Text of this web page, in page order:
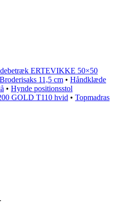
ERTEVIKKE 50×50
Broderisaks 11,5 cm • Håndklæde
• Hynde positionsstol
GOLD T110 hvid • Topmadras